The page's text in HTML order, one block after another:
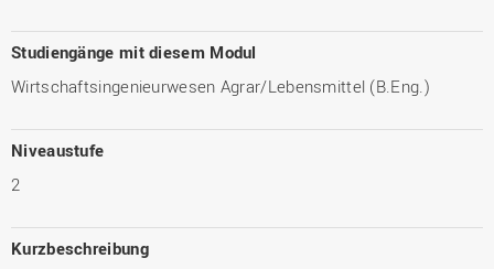
Studiengänge mit diesem Modul
Wirtschaftsingenieurwesen Agrar/Lebensmittel (B.Eng.)
Niveaustufe
2
Kurzbeschreibung